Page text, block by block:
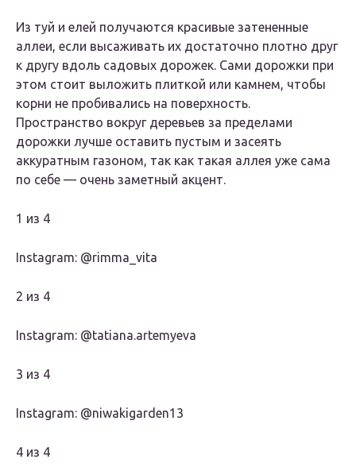
Из туй и елей получаются красивые затененные
аллеи, если высаживать их достаточно плотно друг
к другу вдоль садовых дорожек. Сами дорожки при
этом стоит выложить плиткой или камнем, чтобы
корни не пробивались на поверхность.
Пространство вокруг деревьев за пределами
дорожки лучше оставить пустым и засеять
аккуратным газоном, так как такая аллея уже сама
по себе — очень заметный акцент.
1 из 4
Instagram: @rimma_vita
2 из 4
Instagram: @tatiana.artemyeva
3 из 4
Instagram: @niwakigarden13
4 из 4